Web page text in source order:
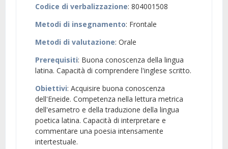
Codice di verbalizzazione: 804001508
Metodi di insegnamento: Frontale
Metodi di valutazione: Orale
Prerequisiti: Buona conoscenza della lingua
latina. Capacità di comprendere l'inglese scritto.
Obiettivi: Acquisire buona conoscenza
dell'Eneide. Competenza nella lettura metrica
dell'esametro e della traduzione della lingua
poetica latina. Capacità di interpretare e
commentare una poesia intensamente
intertestuale.